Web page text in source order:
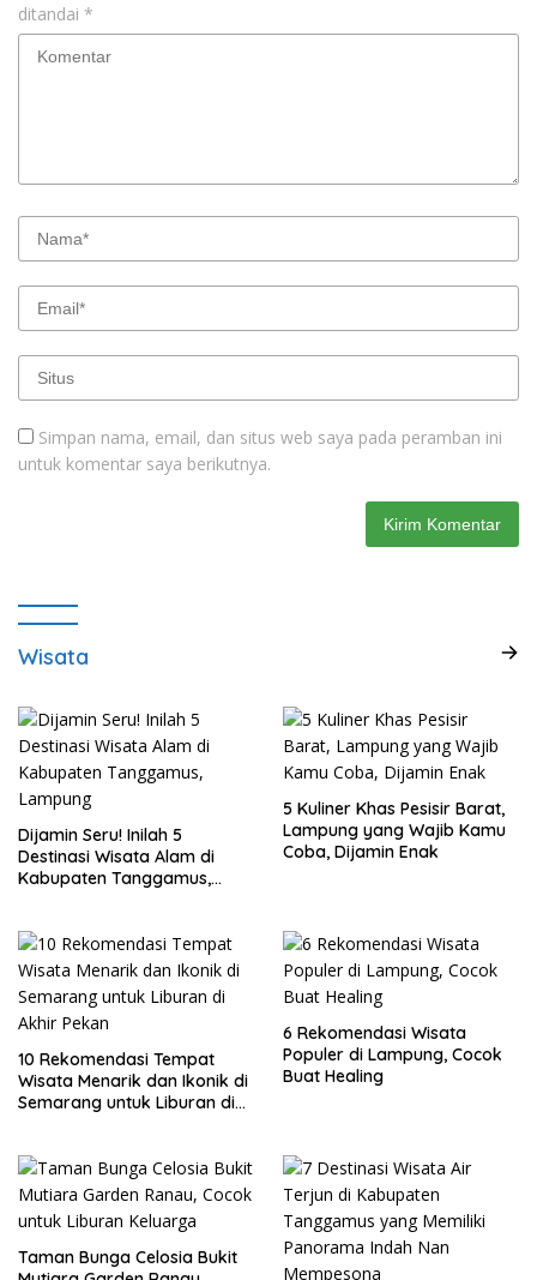
ditandai *
Simpan nama, email, dan situs web saya pada peramban ini
untuk komentar saya berikutnya.
Wisata
Dijamin Seru! Inilah 5
Destinasi Wisata Alam di
Kabupaten Tanggamus,
5 Kuliner Khas Pesisir Barat,
Lampung yang Wajib Kamu
Coba, Dijamin Enak
10 Rekomendasi Tempat
Wisata Menarik dan Ikonik di
Semarang untuk Liburan di
6 Rekomendasi Wisata
Populer di Lampung, Cocok
Buat Healing
Taman Bunga Celosia Bukit